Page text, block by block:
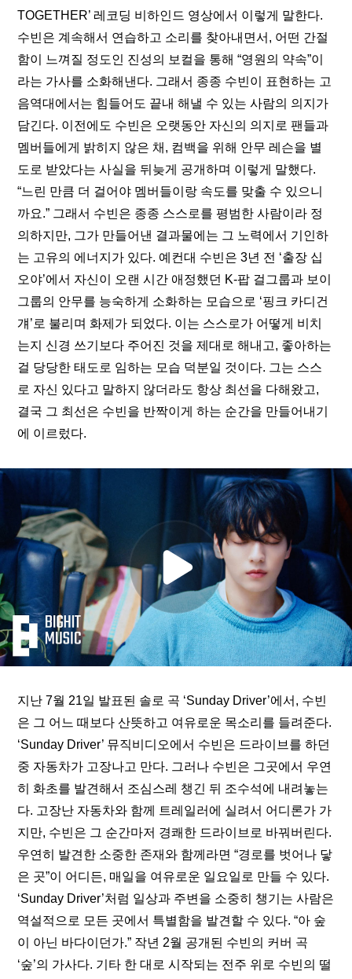
TOGETHER’ 레코딩 비하인드 영상에서 이렇게 말한다.
수빈은 계속해서 연습하고 소리를 찾아내면서, 어떤 간절
함이 느껴질 정도인 진성의 보컬을 통해 “영원의 약속”이
라는 가사를 소화해낸다. 그래서 종종 수빈이 표현하는 고
음역대에서는 힘들어도 끝내 해낼 수 있는 사람의 의지가
담긴다. 이전에도 수빈은 오랫동안 자신의 의지로 팬들과
멤버들에게 밝히지 않은 채, 컴백을 위해 안무 레슨을 별
도로 받았다는 사실을 뒤늦게 공개하며 이렇게 말했다.
“느린 만큼 더 걸어야 멤버들이랑 속도를 맞출 수 있으니
까요.” 그래서 수빈은 종종 스스로를 평범한 사람이라 정
의하지만, 그가 만들어낸 결과물에는 그 노력에서 기인하
는 고유의 에너지가 있다. 예컨대 수빈은 3년 전 ‘출장 십
오야’에서 자신이 오랜 시간 애정했던 K-팝 걸그룹과 보이
그룹의 안무를 능숙하게 소화하는 모습으로 ‘핑크 카디건
걔’로 불리며 화제가 되었다. 이는 스스로가 어떻게 비치
는지 신경 쓰기보다 주어진 것을 제대로 해내고, 좋아하는
걸 당당한 태도로 임하는 모습 덕분일 것이다. 그는 스스
로 자신 있다고 말하지 않더라도 항상 최선을 다해왔고,
결국 그 최선은 수빈을 반짝이게 하는 순간을 만들어내기
에 이르렀다.
지난 7월 21일 발표된 솔로 곡 ‘Sunday Driver’에서, 수빈
은 그 어느 때보다 산뜻하고 여유로운 목소리를 들려준다.
‘Sunday Driver’ 뮤직비디오에서 수빈은 드라이브를 하던
중 자동차가 고장나고 만다. 그러나 수빈은 그곳에서 우연
히 화초를 발견해서 조심스레 챙긴 뒤 조수석에 내려놓는
다. 고장난 자동차와 함께 트레일러에 실려서 어디론가 가
지만, 수빈은 그 순간마저 경쾌한 드라이브로 바꿔버린다.
우연히 발견한 소중한 존재와 함께라면 “경로를 벗어나 닿
은 곳”이 어디든, 매일을 여유로운 일요일로 만들 수 있다.
‘Sunday Driver’처럼 일상과 주변을 소중히 챙기는 사람은
역설적으로 모든 곳에서 특별함을 발견할 수 있다. “아 숲
이 아닌 바다이던가.” 작년 2월 공개된 수빈의 커버 곡
‘숲’의 가사다. 기타 한 대로 시작되는 전주 위로 수빈의 떨